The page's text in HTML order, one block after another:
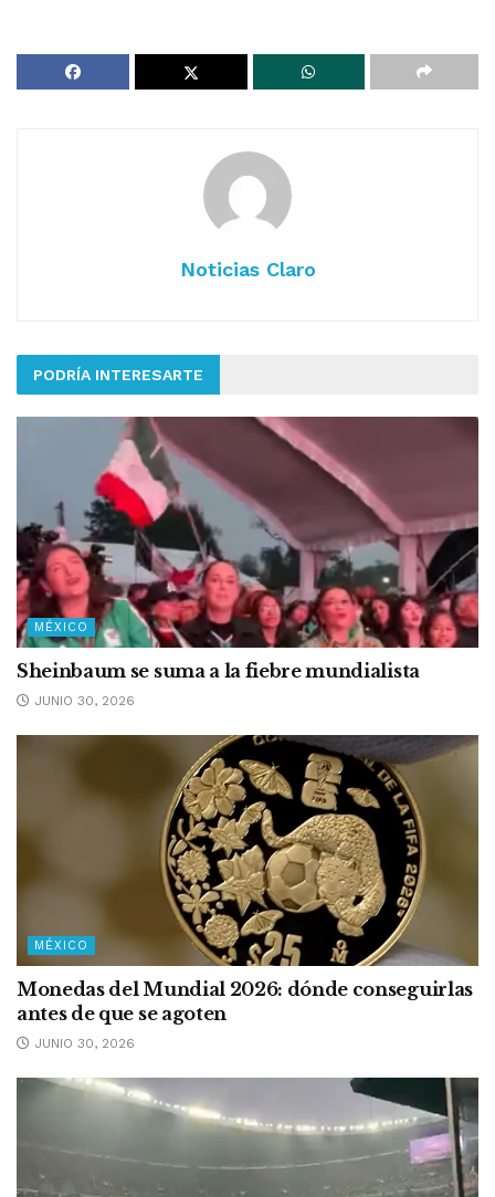
Noticias Claro
PODRÍA INTERESARTE
MÉXICO
Sheinbaum se suma a la fiebre mundialista
JUNIO 30, 2026
MÉXICO
Monedas del Mundial 2026: dónde conseguirlas
antes de que se agoten
JUNIO 30, 2026